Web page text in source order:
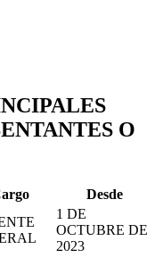
O
Desde
1 DE
OCTUBRE DE
2023